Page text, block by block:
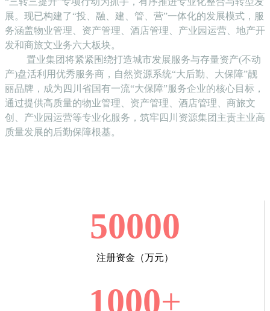
展。现已构建了“投、融、建、管、营”一体化的发展模式，服
务涵盖物业管理、资产管理、酒店管理、产业园运营、地产开
发和商旅文业务六大板块。
置业集团将紧紧围绕打造城市发展服务与存量资产(不动
产)盘活利用优秀服务商，自然资源系统“大后勤、大保障”靓
丽品牌，成为四川省国有一流“大保障”服务企业的核心目标，
通过提供高质量的物业管理、资产管理、酒店管理、商旅文
创、产业园运营等专业化服务，筑牢四川资源集团主责主业高
质量发展的后勤保障根基。
50000
注册资金（万元）
1000+